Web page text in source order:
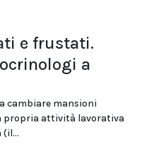
e frustati.
a
cambiare mansioni
propria attività lavorativa
(il...